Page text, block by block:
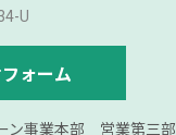
U
ォーム
ン事業本部 営業第三部